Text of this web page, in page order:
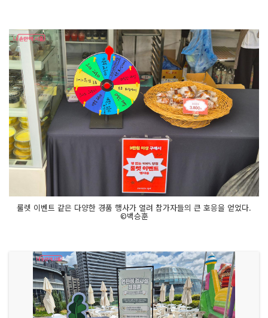
룰렛 이벤트 같은 다양한 경품 행사가 열려 참가자들의 큰 호응을 얻었다.
©백승훈